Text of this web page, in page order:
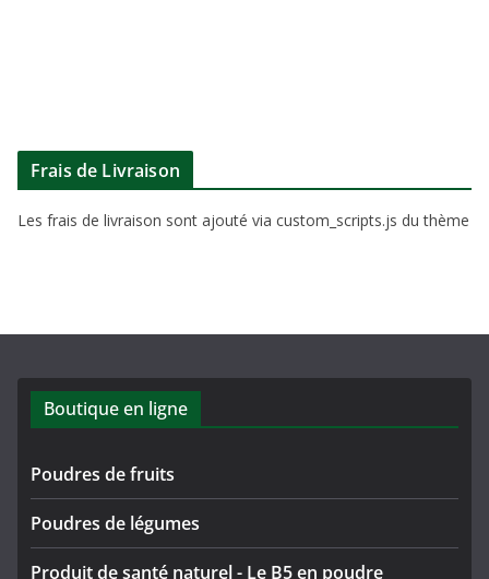
Frais de Livraison
Les frais de livraison sont ajouté via custom_scripts.js du thème
Boutique en ligne
Poudres de fruits
Poudres de légumes
Produit de santé naturel - Le B5 en poudre